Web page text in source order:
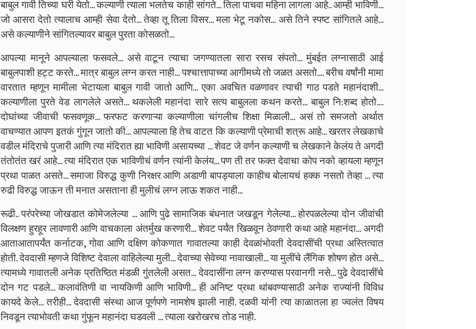
बाबुल गावी तिच्या घरी येतो... कल्याणी त्याला भलतेच काही सांगते... तिला पाचवा महिना लागला आहे.. आम्ही भाविणी...
जो आसरा देतो त्यालाच आम्ही सेवा देतो... तेव्हा तू तिला विसर... मला भेटू नकोस... असे तिने स्पष्ट सांगितले आहे...
असे कल्याणीने सांगितल्यावर बाबुल पुरता कोसळतो...
आपल्या मानूने आपल्याला फसवले... असे वाटून त्याचा जगण्यातला सारा रसच संपतो... मुंबईत लग्नासाठी आई
बाबुलपाशी हट्ट करते... मात्र बाबुल लग्न करत नाही... पश्चात्तापाच्या आगीमध्ये तो जळत असतो.... बरीच वर्षांनी मामा
वारतात म्हणून मामीला भेटायला बाबुल गावी जातो आणि... एका अवचित वळणावर त्याची गाठ पडते महानंदाशी...
कल्याणीला पुरते वेड लागलेले असते... थकलेली महानंदा सारे सत्य बाबुलला कथन करते... बाबुल नि:शब्द होतो....
दोघांच्या जीवाची फसवणूक... फरफट करणाऱ्या कल्याणीला चांगलीच शिक्षा मिळाली... असं तो समजतो अर्थात
वाचण्यात आपण इतकं गुंगून जातो की... आपल्याला हि तेच वाटत कि कल्याणी प्रेमाची शत्रू आहे... खरतर लेखकाचे
वडील मंदिराचे पुजारी आणि त्या मंदिरात ह्या भाविणी असायच्या ... शेवट जे वर्णन कल्याणी च लेखकाने केलंय ते अगदी
तंतोतंत खरं आहे... त्या मंदिरात एक भाविणीचं वर्णन त्यांनी केलंय... पण ती तर फक्त देवाचा कोप नको व्हायला म्हणून
प्रथा पाळत असते... समाजा विरुद्ध कुणी निरक्षर आणि अडाणी बापड्याला काहीच बोलायचं हक्क नसतो तेव्हा ... त्या
रुढी विरुद्ध जाऊन ती मनात असताना ही मुलीचं लग्न लाऊ शकत नाही...
रूढी.. परंपरेच्या जोखडात कोमेजलेल्या ... आणि पुढे सामाजिक बंधनात जखडून गेलेल्या... होरपळलेल्या दोन जीवांची
विलक्षण हुरहूर लावणारी आणि वाचकाला अंतर्मुख करणारी... शेवट पर्यंत खिळवून ठेवणारी कथा आहे महानंदा... अगदी
आताआतापर्यंत कर्नाटक, गोवा आणि दक्षिण कोकणात गावातल्या काही देवळांभोवती देवदासींची प्रथा अस्तित्वात
होती. देवदासी म्हणजे विशिष्ट देवाला वाहिलेल्या मुली... देवाच्या सेवेच्या नावाखाली... या मुलींचे लैंगिक शोषण होत असे...
त्यामध्ये गावातली अनेक प्रतिष्ठित मंडळी गुंतलेली असत... देवदासींना लग्न करण्यास परवानगी नसे... पुढे देवदासींचे
दोन गट पडले... कलावंतिणी वा नायकिणी आणि भाविणी... ही अनिष्ट प्रथा थांबवण्यासाठी अनेक राज्यांनी विविध
कायदे केले... तरीही... देवदासी संस्था आज पूर्णपणे नामशेष झाली नाही. दळवी यांनी त्या काळातला हा ज्वलंत विषय
निवडून त्याभोवती कथा गुंफून महानंदा घडवली ... त्याला खरोखरच तोड नाही.